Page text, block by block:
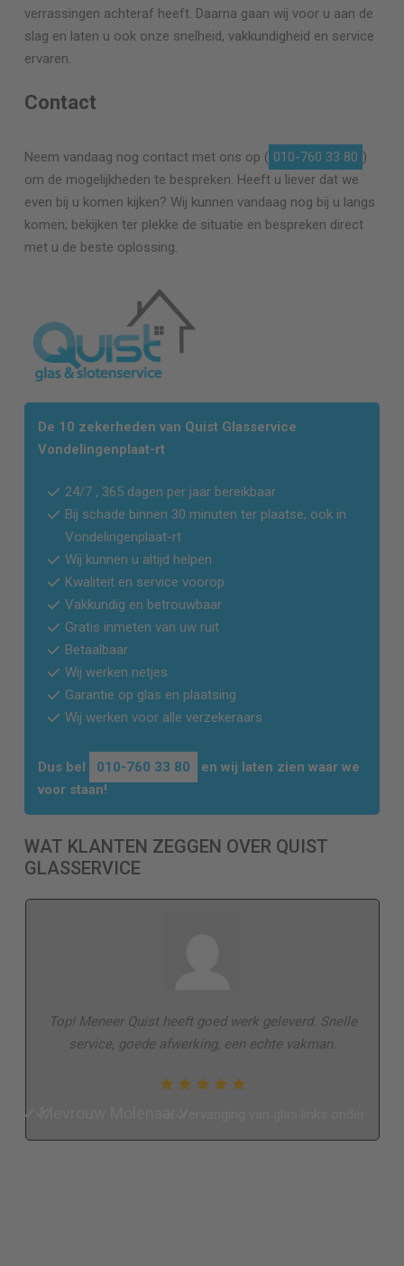
verrassingen achteraf heeft. Daarna gaan wij voor u aan de
slag en laten u ook onze snelheid, vakkundigheid en service
ervaren.
Contact
Neem vandaag nog contact met ons op ( 010-760 33 80 )
om de mogelijkheden te bespreken. Heeft u liever dat we
even bij u komen kijken? Wij kunnen vandaag nog bij u langs
komen; bekijken ter plekke de situatie en bespreken direct
met u de beste oplossing.
De 10 zekerheden van Quist Glasservice
Vondelingenplaat-rt
24/7 , 365 dagen per jaar bereikbaar
Bij schade binnen 30 minuten ter plaatse, ook in
Vondelingenplaat-rt
Wij kunnen u altijd helpen
Kwaliteit en service voorop
Vakkundig en betrouwbaar
Gratis inmeten van uw ruit
Betaalbaar
Wij werken netjes
Garantie op glas en plaatsing
Wij werken voor alle verzekeraars
Dus bel 010-760 33 80
en wij laten zien waar we
voor staan!
WAT KLANTEN ZEGGEN OVER QUIST
GLASSERVICE
Top! Meneer Quist heeft goed werk geleverd. Snelle
service, goede afwerking, een echte vakman.